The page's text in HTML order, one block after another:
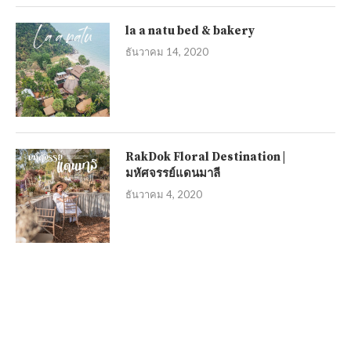
la a natu bed & bakery
ธันวาคม 14, 2020
RakDok Floral Destination |
มหัศจรรย์แดนมาลี
ธันวาคม 4, 2020